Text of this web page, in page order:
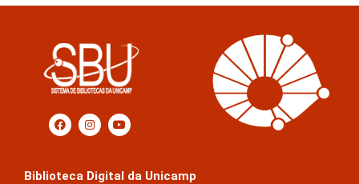
Biblioteca Digital da Unicamp